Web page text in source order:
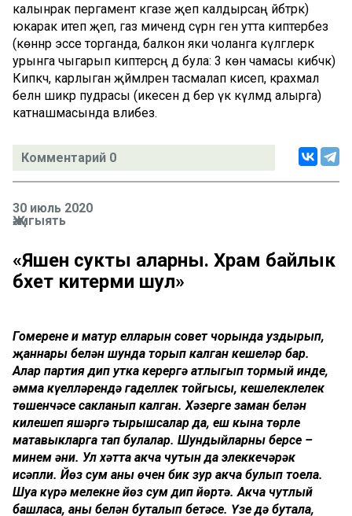
калынрак пергамент кәгазе җәеп калдырсаң әйбәтрәк)
юкарак итеп җәеп, газ мичендә сүрән генә утта киптерәбез
(көннәр эссе торганда, балкон яки чоланга күләгәлерәк
урынга чыгарып киптерсәң дә була: 3 көн чамасы кибәчәк)
Кипкәч, карлыган җәймәләрен тасмалап кисеп, крахмал
белән шикәр пудрасы (икесен дә бер үк күләмдә алырга)
катнашмасында әвәлибез.
Комментарий 0
30 июль 2020
Җәмгыять
«Яшен сукты аларны. Хәрам байлык
бәхет китерми шул»
Гомеренең иң матур елларын совет чорында уздырып,
җаннары белән шунда торып калган кешеләр бар.
Алар партия дип утка керергә атлыгып тормый инде,
әмма күңелләрендә гаделлек тойгысы, кешелеклелек
төшенчәсе сакланып калган. Хәзерге заман белән
килешеп яшәргә тырышсалар да, еш кына төрле
матавыкларга тап булалар. Шундыйларның берсе –
минем әни. Ул хәтта акча чутын да элеккечәрәк
исәпли. Йөз сум аның өчен бик зур акча булып тоела.
Шуңа күрә меңлекне йөз сум дип йөртә. Акча чутлый
башласаң, аның белән буталып бетәсең. Үзе дә бутала,